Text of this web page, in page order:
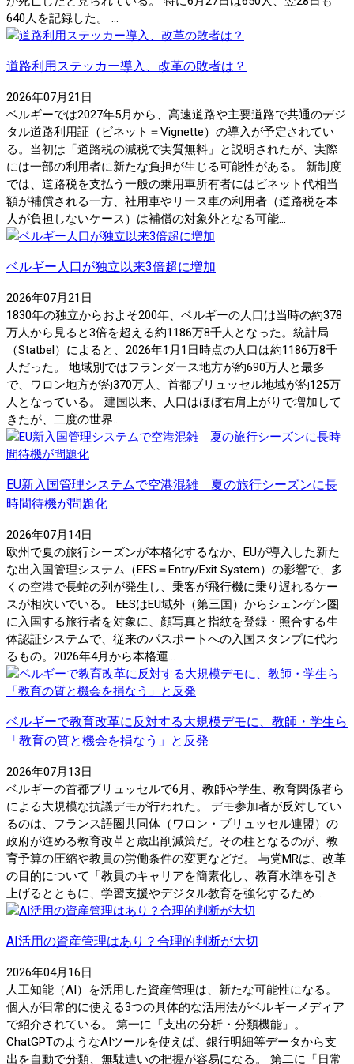
640人を記録した。 ...
道路利用ステッカー導入、改革の敗者は？
2026年07月21日
ベルギーでは2027年5月から、高速道路や主要道路で共通のデジ
タル道路利用証（ビネット＝Vignette）の導入が予定されてい
る。当初は「道路税の減税で実質無料」と説明されたが、実際
には一部の利用者に新たな負担が生じる可能性がある。 新制度
では、道路税を支払う一般の乗用車所有者にはビネット代相当
額が補償される一方、社用車やリース車の利用者（道路税を本
人が負担しないケース）は補償の対象外となる可能...
ベルギー人口が独立以来3倍超に増加
2026年07月21日
1830年の独立からおよそ200年、ベルギーの人口は当時の約378
万人から見ると3倍を超える約1186万8千人となった。統計局
（Statbel）によると、2026年1月1日時点の人口は約1186万8千
人だった。 地域別ではフランダース地方が約690万人と最多
で、ワロン地方が約370万人、首都ブリュッセル地域が約125万
人となっている。 建国以来、人口はほぼ右肩上がりで増加して
きたが、二度の世界...
EU新入国管理システムで空港混雑 夏の旅行シーズンに長
時間待機が問題化
2026年07月14日
欧州で夏の旅行シーズンが本格化するなか、EUが導入した新た
な出入国管理システム（EES＝Entry/Exit System）の影響で、多
くの空港で長蛇の列が発生し、乗客が飛行機に乗り遅れるケー
スが相次いでいる。 EESはEU域外（第三国）からシェンゲン圏
に入国する旅行者を対象に、顔写真と指紋を登録・照合する生
体認証システムで、従来のパスポートへの入国スタンプに代わ
るもの。2026年4月から本格運...
ベルギーで教育改革に反対する大規模デモに、教師・学生ら
「教育の質と機会を損なう」と反発
2026年07月13日
ベルギーの首都ブリュッセルで6月、教師や学生、教育関係者ら
による大規模な抗議デモが行われた。 デモ参加者が反対してい
るのは、フランス語圏共同体（ワロン・ブリュッセル連盟）の
政府が進める教育改革と歳出削減策だ。その柱となるのが、教
育予算の圧縮や教員の労働条件の変更などだ。 与党MRは、改革
の目的について「教員のキャリアを簡素化し、教育水準を引き
上げるとともに、学習支援やデジタル教育を強化するため...
AI活用の資産管理はあり？合理的判断が大切
2026年04月16日
人工知能（AI）を活用した資産管理は、新たな可能性になる。
個人が日常的に使える3つの具体的な活用法がベルギーメディア
で紹介されている。 第一に「支出の分析・分類機能」。
ChatGPTのようなAIツールを使えば、銀行明細等データから支
出を自動で分類、無駄遣いの把握が容易になる。 第二に「日常